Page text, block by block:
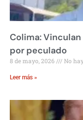
Colima:
por peculado
8 de mayo, 2026 No
Leer más »